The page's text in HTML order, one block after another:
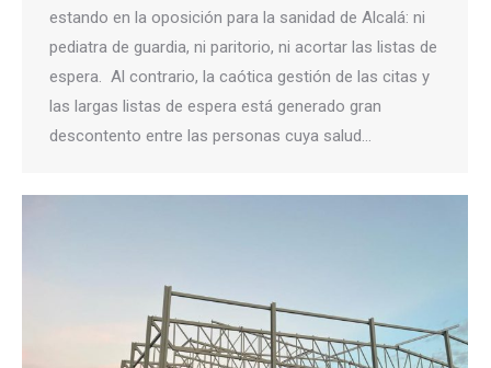
estando en la oposición para la sanidad de Alcalá: ni
pediatra de guardia, ni paritorio, ni acortar las listas de
espera. Al contrario, la caótica gestión de las citas y
las largas listas de espera está generado gran
descontento entre las personas cuya salud…